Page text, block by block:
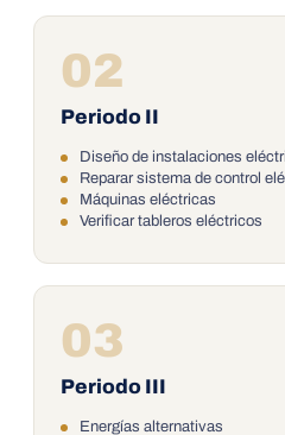
02
Periodo II
Diseño de instalaciones
Reparar sistema de control
Máquinas eléctricas
Verificar tableros eléctricos
03
Periodo III
Energías alternativas